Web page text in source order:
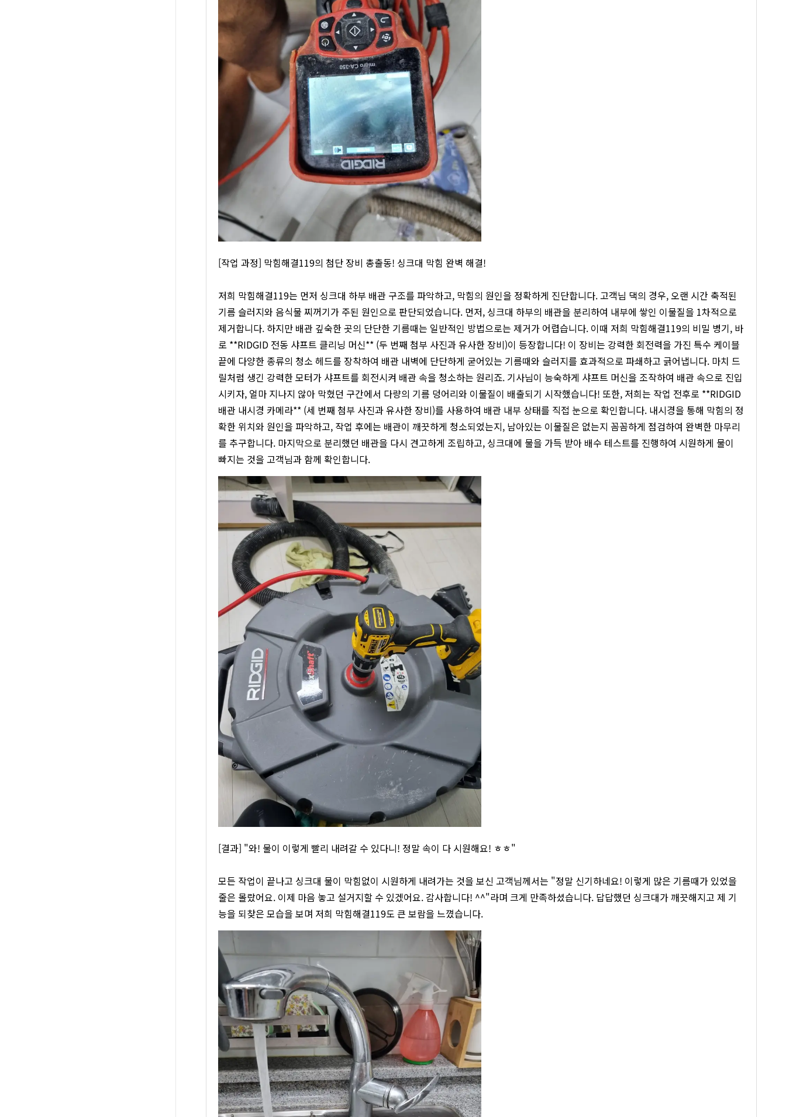
[작업 과정] 막힘해결119의 첨단 장비 총출동! 싱크대 막힘 완벽 해결!
저희 막힘해결119는 먼저 싱크대 하부 배관 구조를 파악하고, 막힘의 원인을 정확하게 진단합니다. 고객님 댁의 경우, 오랜 시간 축적된
기름 슬러지와 음식물 찌꺼기가 주된 원인으로 판단되었습니다. 먼저, 싱크대 하부의 배관을 분리하여 내부에 쌓인 이물질을 1차적으로
제거합니다. 하지만 배관 깊숙한 곳의 단단한 기름때는 일반적인 방법으로는 제거가 어렵습니다. 이때 저희 막힘해결119의 비밀 병기, 바
로 **RIDGID 전동 샤프트 클리닝 머신** (두 번째 첨부 사진과 유사한 장비)이 등장합니다! 이 장비는 강력한 회전력을 가진 특수 케이블
끝에 다양한 종류의 청소 헤드를 장착하여 배관 내벽에 단단하게 굳어있는 기름때와 슬러지를 효과적으로 파쇄하고 긁어냅니다. 마치 드
릴처럼 생긴 강력한 모터가 샤프트를 회전시켜 배관 속을 청소하는 원리죠. 기사님이 능숙하게 샤프트 머신을 조작하여 배관 속으로 진입
시키자, 얼마 지나지 않아 막혔던 구간에서 다량의 기름 덩어리와 이물질이 배출되기 시작했습니다! 또한, 저희는 작업 전후로 **RIDGID
배관 내시경 카메라** (세 번째 첨부 사진과 유사한 장비)를 사용하여 배관 내부 상태를 직접 눈으로 확인합니다. 내시경을 통해 막힘의 정
확한 위치와 원인을 파악하고, 작업 후에는 배관이 깨끗하게 청소되었는지, 남아있는 이물질은 없는지 꼼꼼하게 점검하여 완벽한 마무리
를 추구합니다. 마지막으로 분리했던 배관을 다시 견고하게 조립하고, 싱크대에 물을 가득 받아 배수 테스트를 진행하여 시원하게 물이
빠지는 것을 고객님과 함께 확인합니다.
[결과] "와! 물이 이렇게 빨리 내려갈 수 있다니! 정말 속이 다 시원해요! ㅎㅎ"
모든 작업이 끝나고 싱크대 물이 막힘없이 시원하게 내려가는 것을 보신 고객님께서는 "정말 신기하네요! 이렇게 많은 기름때가 있었을
줄은 몰랐어요. 이제 마음 놓고 설거지할 수 있겠어요. 감사합니다! ^^"라며 크게 만족하셨습니다. 답답했던 싱크대가 깨끗해지고 제 기
능을 되찾은 모습을 보며 저희 막힘해결119도 큰 보람을 느꼈습니다.